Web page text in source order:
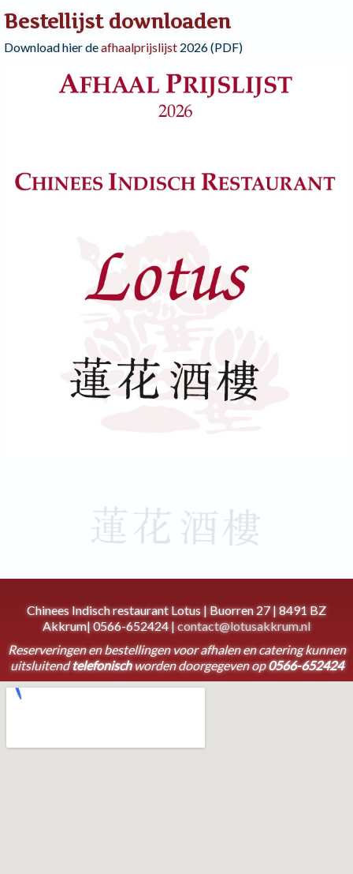
Bestellijst downloaden
Download hier deafhaalprijslijst 2026 (PDF)
Chinees Indisch restaurant Lotus | Buorren 27 | 8491 BZ
Akkrum| 0566-652424 |contact@lotusakkrum.nl
Reserveringen en bestellingen voor afhalen en catering kunnen
uitsluitendtelefonischworden doorgegeven op0566-652424